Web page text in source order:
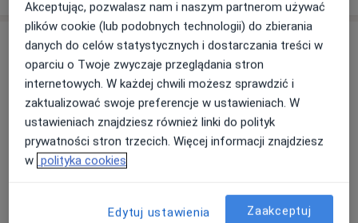
Adres
Koladent
Żółkiewskiego 1a,38-400Krosno
Powiększ mapę
W tym gabinecie nie można umawiać wizyt przez
Akceptując, pozwalasz nam i naszym partnerom używać
plików cookie (lub podobnych technologii) do zbierania
danych do celów statystycznych i dostarczania treści w
oparciu o Twoje zwyczaje przeglądania stron
internetowych. W każdej chwili możesz sprawdzić i
zaktualizować swoje preferencje w ustawieniach. W
ustawieniach znajdziesz również linki do polityk
prywatności stron trzecich. Więcej informacji znajdziesz
w polityka cookies
Edytuj ustawienia Zaakceptuj